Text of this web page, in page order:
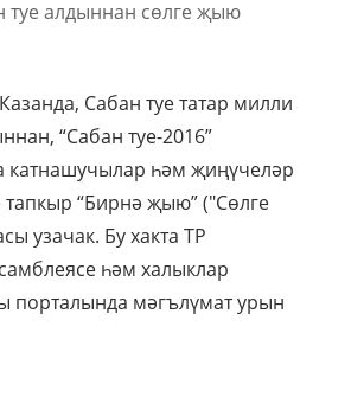
Сабан туе татар милли
“Сабан туе-2016”
һәм җиңүчеләр
“Бирнә җыю” ("Сөлге
узачак. Бу хакта ТР
һәм халыклар
порталында мәгълүмат урын